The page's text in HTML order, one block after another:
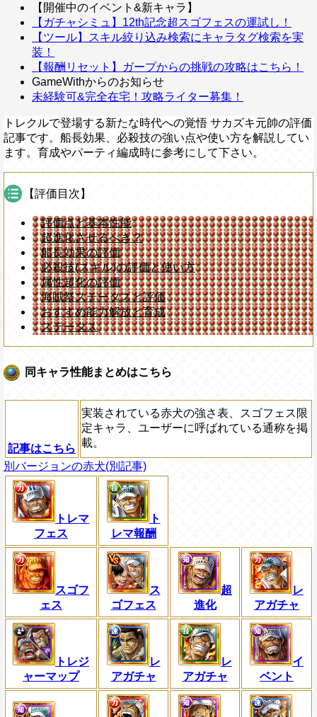
【開催中のイベント&新キャラ】
【ガチャシミュ】12th記念超スゴフェスの運試し！
【ツール】スキル絞り込み検索にキャラタグ検索を実
装！
【報酬リセット】ガープからの挑戦の攻略はこちら！
GameWithからのお知らせ
未経験可&完全在宅！攻略ライター募集！
トレクルで登場する新たな時代への覚悟 サカズキ元帥の評価
記事です。船長効果、必殺技の強い点や使い方を解説してい
ます。育成やパーティ編成時に参考にして下さい。
【評価目次】
評価点と基本性能
超進化させるべき？
船長効果の評価
必殺技(スキル)の評価と使い方
属性超化の評価
海賊祭ステータスと評価
おすすめ能力解放と育成
ステータス
同キャラ性能まとめはこちら
記事はこちら
実装されている赤犬の強さ表、スゴフェス限
定キャラ、ユーザーに呼ばれている通称を掲
載。
別バージョンの赤犬(別記事)
トレマ
フェス
ト
レマ報酬
スゴフ
ェス
ス
ゴフェス
超
進化
レ
アガチャ
トレジ
ャーマップ
レ
アガチャ
レ
アガチャ
イ
ベント